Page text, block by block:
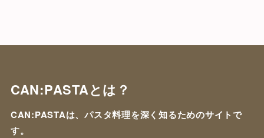
CAN:PASTAとは？
CAN:PASTAは、パスタ料理を深く知るためのサイトで
す。